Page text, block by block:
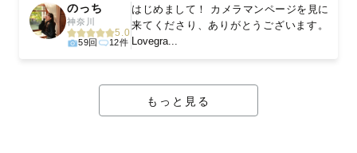
のっち
神奈川
5.0
59回 12件
はじめまして！ カメラマンページを見に
来てくださり、ありがとうございます。
Lovegra...
もっと見る